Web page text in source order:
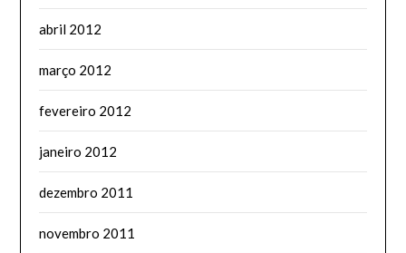
abril 2012
março 2012
fevereiro 2012
janeiro 2012
dezembro 2011
novembro 2011